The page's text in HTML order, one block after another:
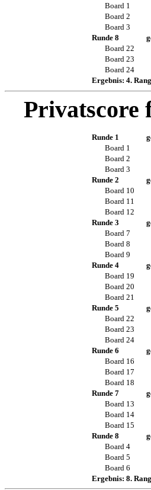
Board 1
Board 2
Board 3
Runde 8
Board 22
Board 23
Board 24
Ergebnis: 4.
Privatscore
Runde 1
Board 1
Board 2
Board 3
Runde 2
Board 10
Board 11
Board 12
Runde 3
Board 7
Board 8
Board 9
Runde 4
Board 19
Board 20
Board 21
Runde 5
Board 22
Board 23
Board 24
Runde 6
Board 16
Board 17
Board 18
Runde 7
Board 13
Board 14
Board 15
Runde 8
Board 4
Board 5
Board 6
Ergebnis: 8.